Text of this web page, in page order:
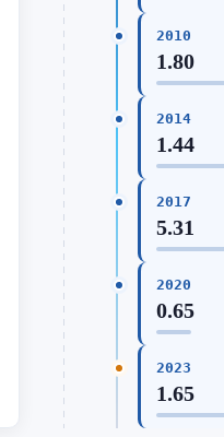
2010
1.80
2014
1.44
2017
5.31
2020
0.65
2023
1.65